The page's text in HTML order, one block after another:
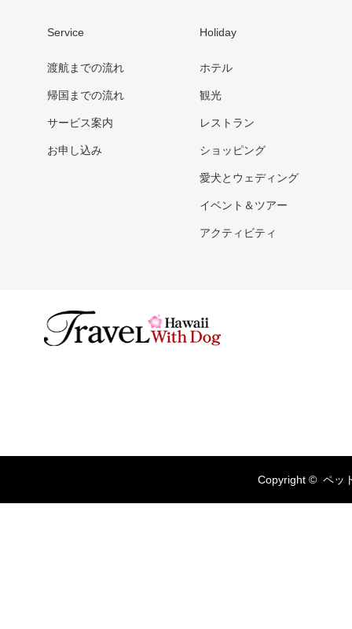
Service
渡航までの流れ
帰国までの流れ
サービス案内
お申し込み
Holiday
ホテル
観光
レストラン
ショッピング
愛犬とウェディング
イベント＆ツアー
アクティビティ
Copyright © ペッ